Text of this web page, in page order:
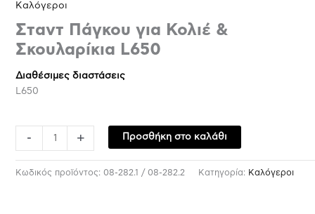
Kαλόγεροι
Σταντ Πάγκου για Κολιέ &
Σκουλαρίκια L650
Διαθέσιμες διαστάσεις
L650
- + Προσθήκη στο καλάθι
Κωδικός προϊόντος:08-282.1 / 08-282.2 Κατηγορία: Kαλόγεροι